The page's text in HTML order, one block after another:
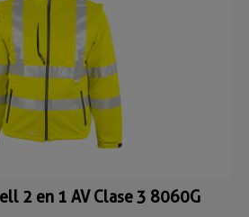
2 en 1 AV Clase 3 8060G